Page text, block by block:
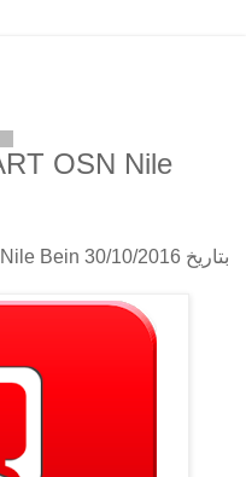
ملف IPTV M3U لباقة ART OSN Nile Bein بتاريخ 30/10/2016